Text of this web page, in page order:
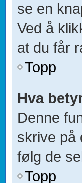
se en
Ved å
at du får
Topp
Hva
Denne
skrive på
følg de
Topp